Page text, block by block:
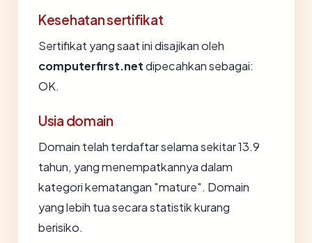
Kesehatan sertifikat
Sertifikat yang saat ini disajikan oleh
computerfirst.netdipecahkan sebagai:
OK.
Usia domain
Domain telah terdaftar selama sekitar 13.9
tahun, yang menempatkannya dalam
kategori kematangan "mature". Domain
yang lebih tua secara statistik kurang
berisiko.